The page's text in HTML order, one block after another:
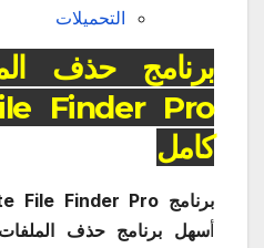
التحميلات
برنامج حذف
Finder Pro
كامل
برنامج Ashisoft Duplicate File Finder Pro
أسهل برنامج حذف الملفات